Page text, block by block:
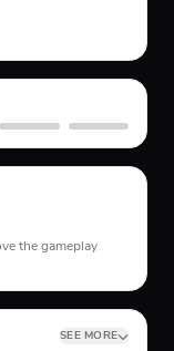
Skate Subway Surfer
the gameplay
SEE MORE